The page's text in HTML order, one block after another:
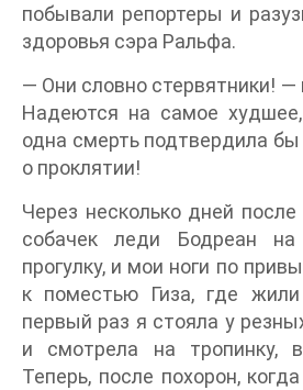
побывали репортеры и
здоровья сэра Ральфа.
— Они словно стервятники! —
Надеются на самое
одна смерть подтвердила
о проклятии!
Через несколько дней
собачек леди Бодреан
прогулку, и мои ноги по
к поместью Гиза, где
первый раз я стояла у
и смотрела на тропинку,
Теперь, после похорон,